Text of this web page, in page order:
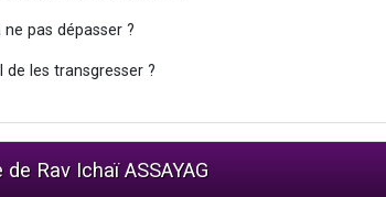
pas dépasser ?
de les transgresser ?
Rav Ichaï ASSAYAG